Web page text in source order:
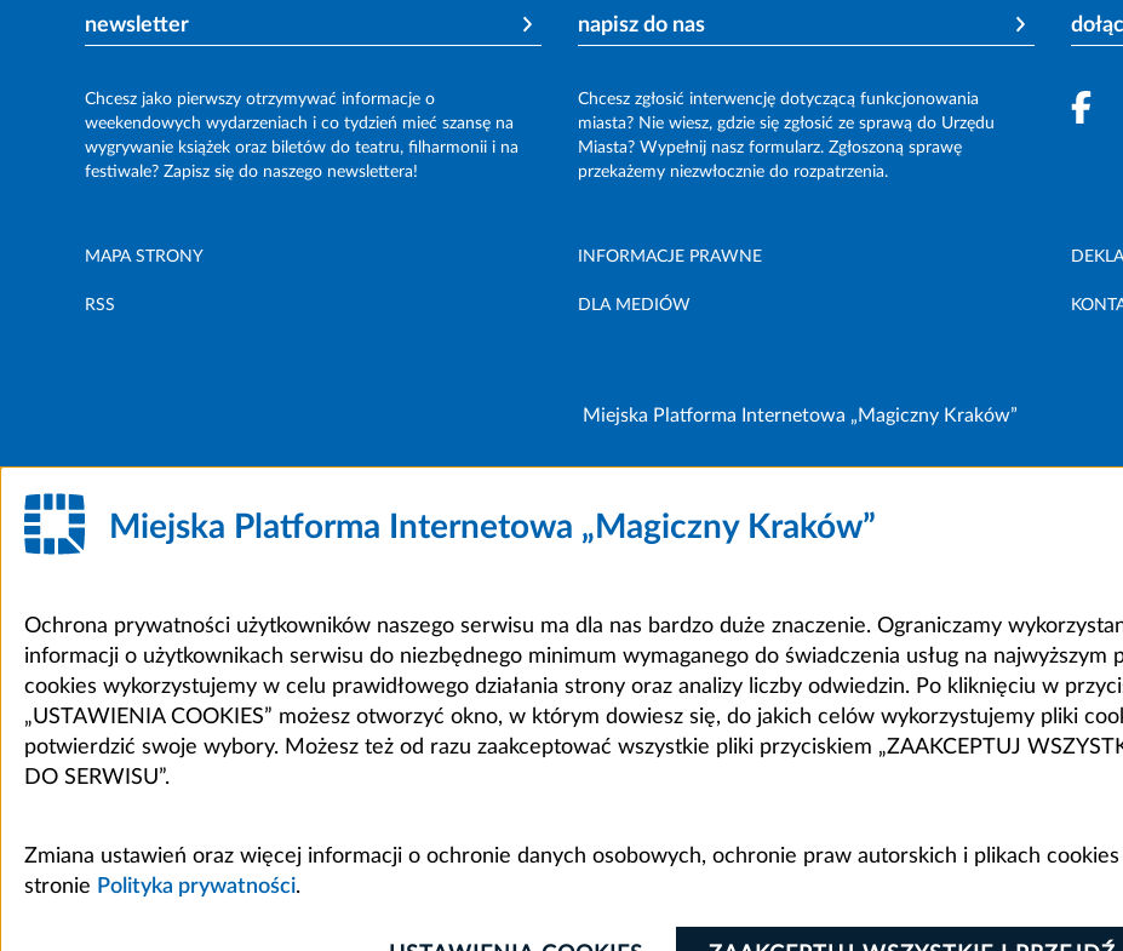
newsletter
Chcesz jako pierwszy otrzymywać informacje o
weekendowych wydarzeniach i co tydzień mieć szansę na
wygrywanie książek oraz biletów do teatru, filharmonii i na
festiwale? Zapisz się do naszego newslettera!
napisz do nas
Chcesz zgłosić interwencję dotyczącą funkcjonowania
miasta? Nie wiesz, gdzie się zgłosić ze sprawą do Urzędu
Miasta? Wypełnij nasz formularz. Zgłoszoną sprawę
przekażemy niezwłocznie do rozpatrzenia.
MAPA STRONY INFORMACJE PRAWNE
RSS DLA MEDIÓW
Miejska Platforma Internetowa „Magiczny Kraków”
Miejska Platforma Internetowa „Magiczny Kraków”
Ochrona prywatności użytkowników naszego serwisu ma dla nas bardzo duże znaczenie. Ograniczamy
informacji o użytkownikach serwisu do niezbędnego minimum wymaganego do świadczenia usług na najwyższym
cookies wykorzystujemy w celu prawidłowego działania strony oraz analizy liczby odwiedzin. Po kliknięciu w
„USTAWIENIA COOKIES” możesz otworzyć okno, w którym dowiesz się, do jakich celów wykorzystujemy pliki
potwierdzić swoje wybory. Możesz też od razu zaakceptować wszystkie pliki przyciskiem „ZAAKCEPTUJ
DO SERWISU”.
Zmiana ustawień oraz więcej informacji o ochronie danych osobowych, ochronie praw autorskich i plikach cookies
stronie Polityka prywatności.